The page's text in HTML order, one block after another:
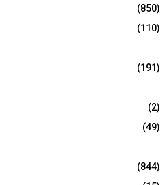
(850)
(110)
(191)
(2)
(49)
(844)